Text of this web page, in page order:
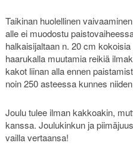
Taikinan huolellinen
alle ei muodostu
halkaisijaltaan n. 20 cm
haarukalla muutamia reikiä
kakot liinan alla ennen
noin 250 asteessa kunnes
Joulu tulee ilman kakkoakin,
kanssa. Joulukinkun ja
vailla vertaansa!